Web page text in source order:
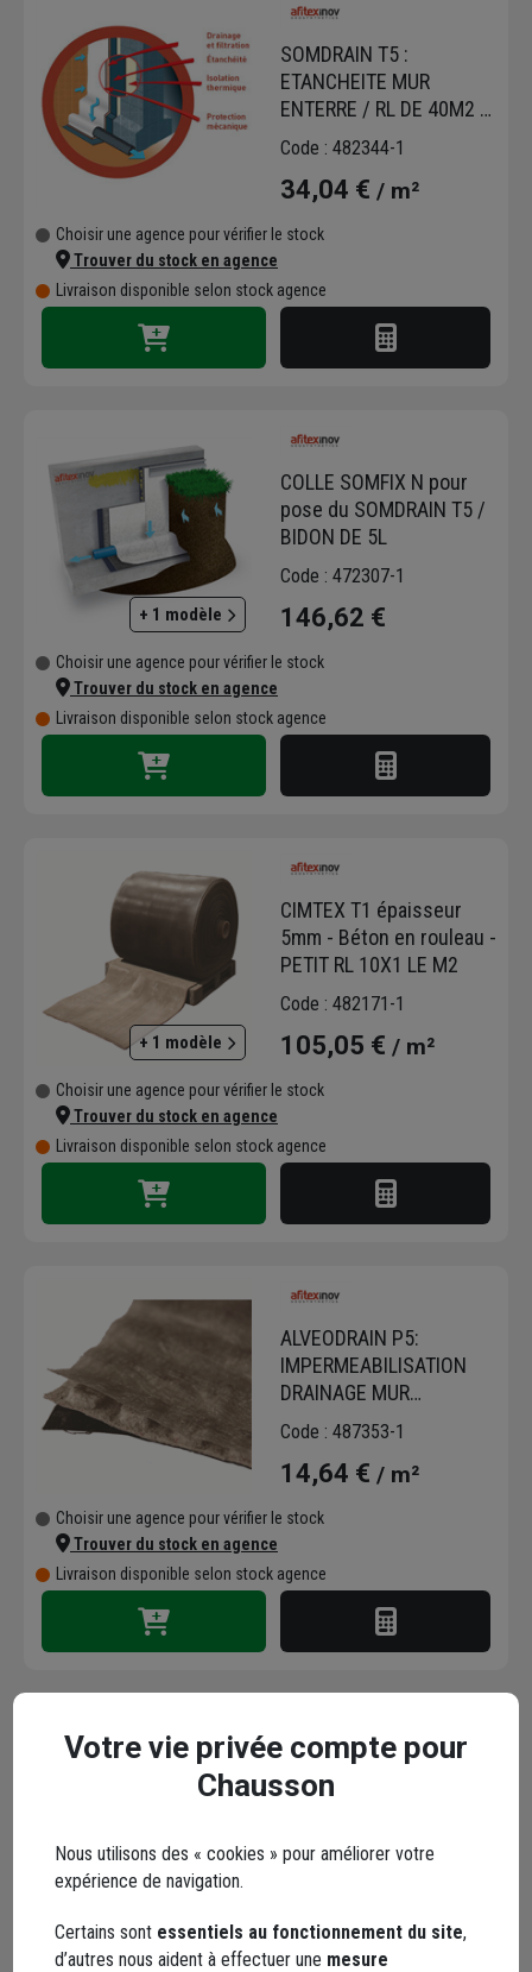
SOMDRAIN T5 :
ETANCHEITE MUR
ENTERRE / RL DE 40M2 /
20X2.00M. PRIX AU M2
Code : 482344-1
34,04 € / m²
Choisir une agence pour vérifier le stock
Trouver du stock en agence
Livraison disponible selon stock agence
+ 1 modèle
COLLE SOMFIX N pour
pose du SOMDRAIN T5 /
BIDON DE 5L
Code : 472307-1
146,62 €
Choisir une agence pour vérifier le stock
Trouver du stock en agence
Livraison disponible selon stock agence
+ 1 modèle
CIMTEX T1 épaisseur
5mm - Béton en rouleau -
PETIT RL 10X1 LE M2
Code : 482171-1
105,05 € / m²
Choisir une agence pour vérifier le stock
Trouver du stock en agence
Livraison disponible selon stock agence
ALVEODRAIN P5:
IMPERMEABILISATION
DRAINAGE MUR
ENTERRE/RL DE
40.7M2/3X1.1M.LE M2
Code : 487353-1
14,64 € / m²
Choisir une agence pour vérifier le stock
Trouver du stock en agence
Livraison disponible selon stock agence
+ 8 modèles
GEOTEXTILE TYPAR SF78
100X5,2M/ PRIX AU M2
Votre vie privée compte pour
Chausson
Nous utilisons des « cookies » pour améliorer votre
expérience de navigation.
Certains sont essentiels au fonctionnement du site,
d’autres nous aident à effectuer une mesure